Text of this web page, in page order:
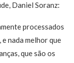
Daniel Soranz:
processados
nada melhor que
que são os